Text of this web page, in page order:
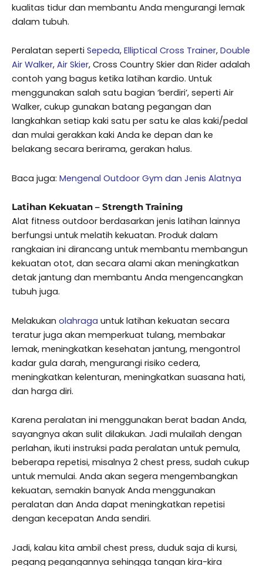
kualitas tidur dan membantu Anda mengurangi lemak
dalam tubuh.
Peralatan seperti Sepeda, Elliptical Cross Trainer, Double
Air Walker, Air Skier, Cross Country Skier dan Rider adalah
contoh yang bagus ketika latihan kardio. Untuk
menggunakan salah satu bagian ‘berdiri’, seperti Air
Walker, cukup gunakan batang pegangan dan
langkahkan setiap kaki satu per satu ke alas kaki/pedal
dan mulai gerakkan kaki Anda ke depan dan ke
belakang secara berirama, gerakan halus.
Baca juga: Mengenal Outdoor Gym dan Jenis Alatnya
Latihan Kekuatan – Strength Training
Alat fitness outdoor berdasarkan jenis latihan lainnya
berfungsi untuk melatih kekuatan. Produk dalam
rangkaian ini dirancang untuk membantu membangun
kekuatan otot, dan secara alami akan meningkatkan
detak jantung dan membantu Anda mengencangkan
tubuh juga.
Melakukan olahraga untuk latihan kekuatan secara
teratur juga akan memperkuat tulang, membakar
lemak, meningkatkan kesehatan jantung, mengontrol
kadar gula darah, mengurangi risiko cedera,
meningkatkan kelenturan, meningkatkan suasana hati,
dan harga diri.
Karena peralatan ini menggunakan berat badan Anda,
sayangnya akan sulit dilakukan. Jadi mulailah dengan
perlahan, ikuti instruksi pada peralatan untuk pemula,
beberapa repetisi, misalnya 2 chest press, sudah cukup
untuk memulai. Anda akan segera mengembangkan
kekuatan, semakin banyak Anda menggunakan
peralatan dan Anda dapat meningkatkan repetisi
dengan kecepatan Anda sendiri.
Jadi, kalau kita ambil chest press, duduk saja di kursi,
pegang pegangannya sehingga tangan kira-kira